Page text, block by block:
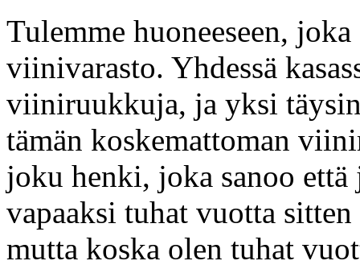
Tulemme huoneeseen,
viinivarasto. Yhdessä
viiniruukkuja, ja yksi
tämän koskemattoman
joku henki, joka sanoo
vapaaksi tuhat vuotta
mutta koska olen tuhat